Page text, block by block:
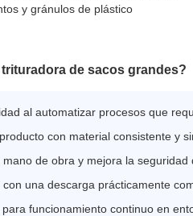
y gránulos de plástico
de sacos grandes?
al automatizar procesos que
con material consistente y
de obra y mejora la seguridad
una descarga prácticamente
funcionamiento continuo en